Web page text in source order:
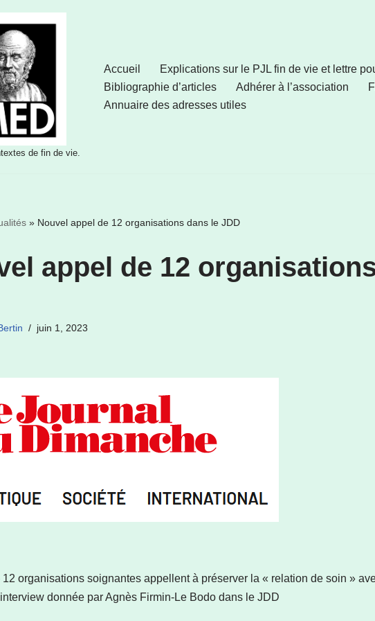
de fin de vie.
Accueil Explications sur le PJL fin de vie et lettre
Bibliographie d’articles
Adhérer à l’association
Annuaire des adresses utiles
» Nouvel appel de 12 organisations dans le JDD
appel de 12
juin 1, 2023
12 organisations soignantes appellent à préserver la « relation de soin »
donnée par Agnès Firmin-Le Bodo dans le JDD